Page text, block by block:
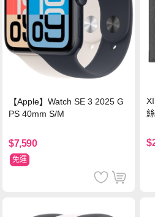
【Apple】Watch SE 3 2025 G
PS 40mm S/M
$7,590
免運